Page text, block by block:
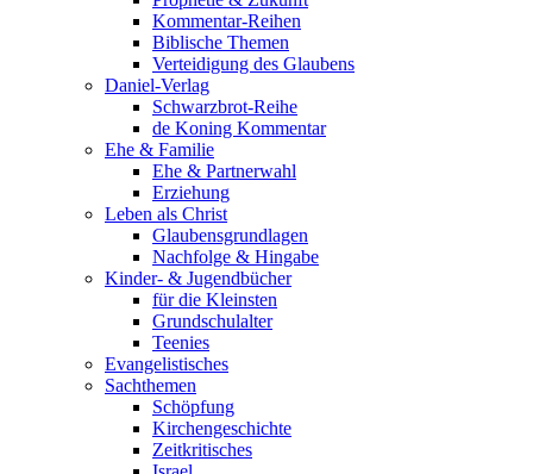
Kommentar-Reihen
Biblische Themen
Verteidigung des Glaubens
Daniel-Verlag
Schwarzbrot-Reihe
de Koning Kommentar
Ehe & Familie
Ehe & Partnerwahl
Erziehung
Leben als Christ
Glaubensgrundlagen
Nachfolge & Hingabe
Kinder- & Jugendbücher
für die Kleinsten
Grundschulalter
Teenies
Evangelistisches
Sachthemen
Schöpfung
Kirchengeschichte
Zeitkritisches